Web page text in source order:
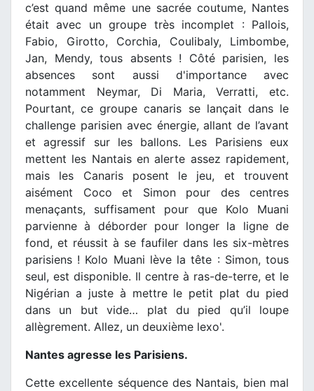
c’est quand même une sacrée coutume, Nantes
était avec un groupe très incomplet : Pallois,
Fabio, Girotto, Corchia, Coulibaly, Limbombe,
Jan, Mendy, tous absents ! Côté parisien, les
absences sont aussi d'importance avec
notamment Neymar, Di Maria, Verratti, etc.
Pourtant, ce groupe canaris se lançait dans le
challenge parisien avec énergie, allant de l’avant
et agressif sur les ballons. Les Parisiens eux
mettent les Nantais en alerte assez rapidement,
mais les Canaris posent le jeu, et trouvent
aisément Coco et Simon pour des centres
menaçants, suffisament pour que Kolo Muani
parvienne à déborder pour longer la ligne de
fond, et réussit à se faufiler dans les six-mètres
parisiens ! Kolo Muani lève la tête : Simon, tous
seul, est disponible. Il centre à ras-de-terre, et le
Nigérian a juste à mettre le petit plat du pied
dans un but vide… plat du pied qu’il loupe
allègrement. Allez, un deuxième lexo'.
Nantes agresse les Parisiens.
Cette excellente séquence des Nantais, bien mal